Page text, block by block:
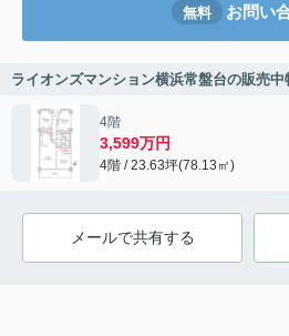
無料 お問い
ライオンズマンション横浜常盤台の販売中
4階
3,599万円
4階 / 23.63坪(78.13㎡)
メールで共有する